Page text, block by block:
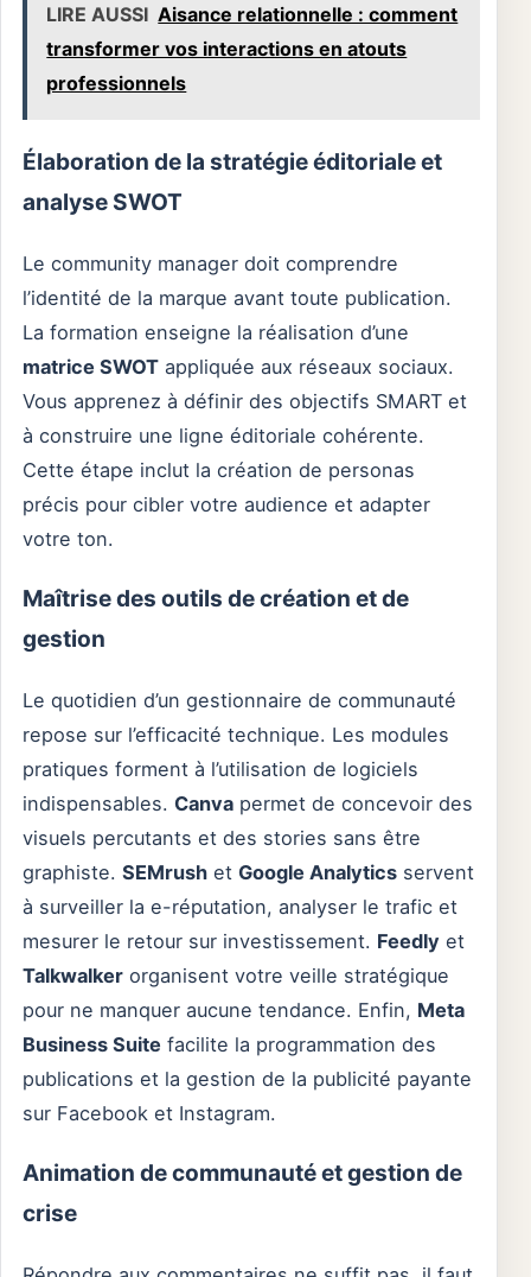
LIRE AUSSI Aisance relationnelle : comment
transformer vos interactions en atouts
professionnels
Élaboration de la stratégie éditoriale et
analyse SWOT
Le community manager doit comprendre
l’identité de la marque avant toute publication.
La formation enseigne la réalisation d’une
matrice SWOT appliquée aux réseaux sociaux.
Vous apprenez à définir des objectifs SMART et
à construire une ligne éditoriale cohérente.
Cette étape inclut la création de personas
précis pour cibler votre audience et adapter
votre ton.
Maîtrise des outils de création et de
gestion
Le quotidien d’un gestionnaire de communauté
repose sur l’efficacité technique. Les modules
pratiques forment à l’utilisation de logiciels
indispensables. Canva permet de concevoir des
visuels percutants et des stories sans être
graphiste. SEMrush et Google Analytics servent
à surveiller la e-réputation, analyser le trafic et
mesurer le retour sur investissement. Feedly et
Talkwalker organisent votre veille stratégique
pour ne manquer aucune tendance. Enfin, Meta
Business Suite facilite la programmation des
publications et la gestion de la publicité payante
sur Facebook et Instagram.
Animation de communauté et gestion de
crise